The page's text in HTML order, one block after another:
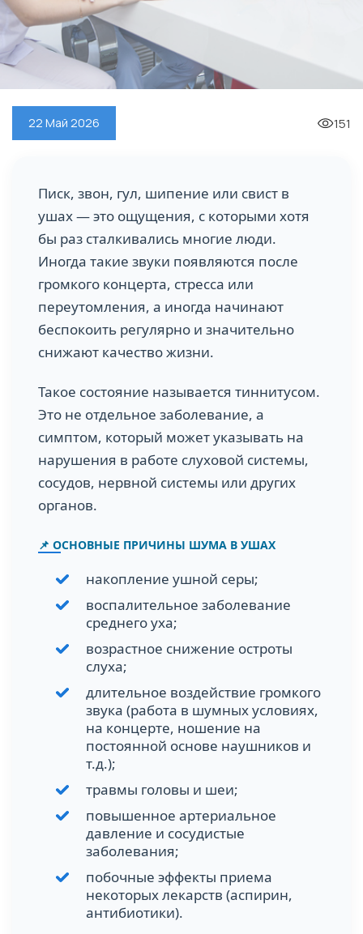
22 Май 2026 151
Писк, звон, гул, шипение или свист в
ушах — это ощущения, с которыми хотя
бы раз сталкивались многие люди.
Иногда такие звуки появляются после
громкого концерта, стресса или
переутомления, а иногда начинают
беспокоить регулярно и значительно
снижают качество жизни.
Такое состояние называется тиннитусом.
Это не отдельное заболевание, а
симптом, который может указывать на
нарушения в работе слуховой системы,
сосудов, нервной системы или других
органов.
📌 ОСНОВНЫЕ ПРИЧИНЫ ШУМА В УШАХ
накопление ушной серы;
воспалительное заболевание
среднего уха;
возрастное снижение остроты
слуха;
длительное воздействие громкого
звука (работа в шумных условиях,
на концерте, ношение на
постоянной основе наушников и
т.д.);
травмы головы и шеи;
повышенное артериальное
давление и сосудистые
заболевания;
побочные эффекты приема
некоторых лекарств (аспирин,
антибиотики).